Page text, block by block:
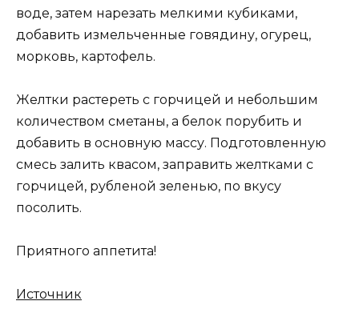
воде, затем нарезать мелкими кубиками,
добавить измельченные говядину, огурец,
морковь, картофель.
Желтки растереть с горчицей и небольшим
количеством сметаны, а белок порубить и
добавить в основную массу. Подготовленную
смесь залить квасом, заправить желтками с
горчицей, рубленой зеленью, по вкусу
посолить.
Приятного аппетита!
Источник